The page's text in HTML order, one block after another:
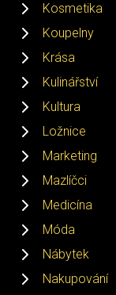
Kosmetika
Koupelny
Krása
Kulinářství
Kultura
Ložnice
Marketing
Mazlíčci
Medicína
Móda
Nábytek
Nakupování